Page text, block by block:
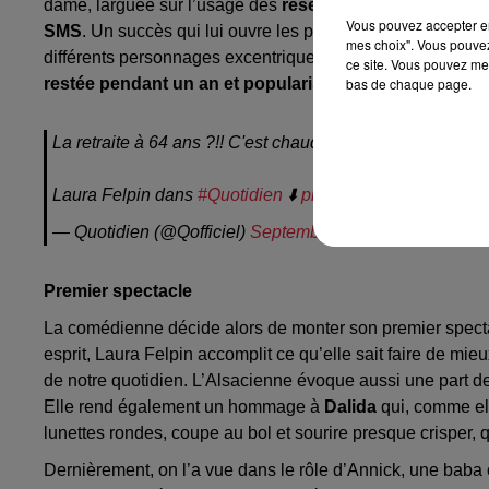
dame, larguée sur l’usage des réseaux sociaux
SMS. Un succès qui lui ouvre les portes de l’émission
différents personnages excentriques avant de claquer la
restée pendant un an et popularisera ses personnages
La retraite à 64 ans ?!! C'est chaud, Yann, tu vas pas
Laura Felpin dans #Quotidien ⬇️ pic.twitter.com/
— Quotidien (@Qofficiel) September 13, 2019
Premier spectacle
La comédienne décide alors de monter son premier
esprit, Laura Felpin accomplit ce qu’elle sait faire de
de notre quotidien. L’Alsacienne évoque aussi une part
Elle rend également un hommage à Dalida qui, comme
lunettes rondes, coupe au bol et sourire presque crisper,
Dernièrement, on l’a vue dans le rôle d’Annick, une
Vous pouvez accepter
mes choix". Vous
ce site. Vous pouvez
bas de chaque page.